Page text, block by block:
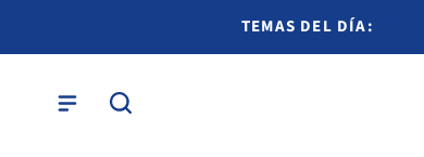
TEMAS DEL DÍA: